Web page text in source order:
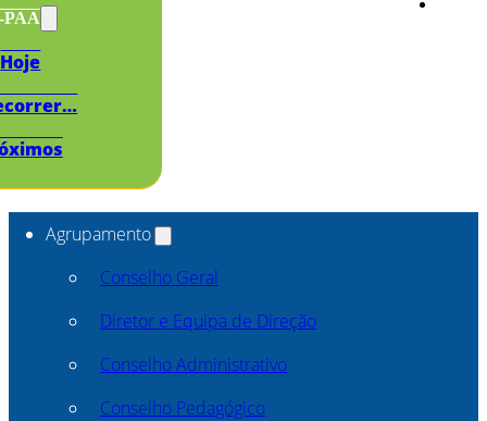
PAA
Hoje
Agrupamento
Conselho Geral
Diretor e Equipa de Direção
Conselho Administrativo
Conselho Pedagógico